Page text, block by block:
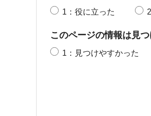
1：役に立った
このページの情報は見
1：見つけやすかった